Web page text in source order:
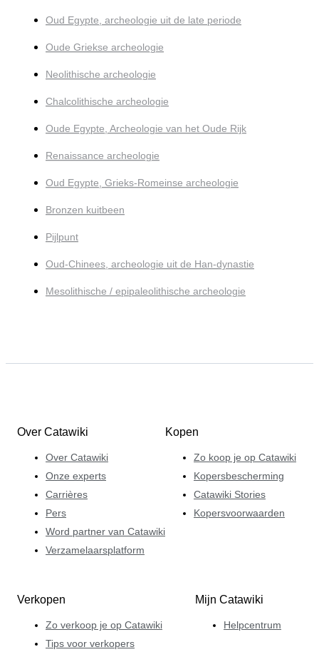
Oud Egypte, archeologie uit de late periode
Oude Griekse archeologie
Neolithische archeologie
Chalcolithische archeologie
Oude Egypte, Archeologie van het Oude Rijk
Renaissance archeologie
Oud Egypte, Grieks-Romeinse archeologie
Bronzen kuitbeen
Pijlpunt
Oud-Chinees, archeologie uit de Han-dynastie
Mesolithische / epipaleolithische archeologie
Over Catawiki
Over Catawiki
Onze experts
Carrières
Pers
Word partner van Catawiki
Verzamelaarsplatform
Kopen
Zo koop je op Catawiki
Kopersbescherming
Catawiki Stories
Kopersvoorwaarden
Verkopen
Zo verkoop je op Catawiki
Tips voor verkopers
Mijn Catawiki
Helpcentrum